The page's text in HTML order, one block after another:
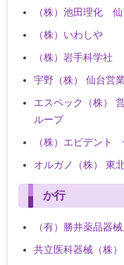
（株）池田理化
（株）いわしや
（株）岩手科学社
宇野（株） 仙台営
エスペック（株）
ループ
（株）エビデント
オルガノ（株） 東
か行
（有）勝井薬品器
共立医科器械（株）